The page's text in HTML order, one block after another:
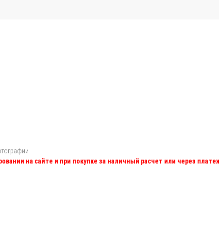
на сайте и при покупке за наличный расчет или через